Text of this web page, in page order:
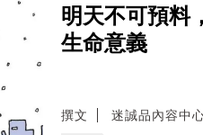
明天不可預料
生命意義
撰文 迷誠品內容中